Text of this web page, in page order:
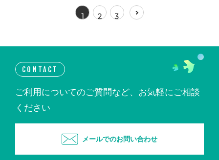
1 2 3
CONTACT
ご利用についてのご質問など、お気軽にご相談
ください
メールでのお問い合わせ